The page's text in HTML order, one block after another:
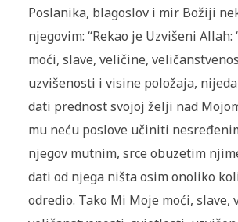
Poslanika, blagoslov i mir Božiji
njegovim: “Rekao je Uzvišeni Allah:
moći, slave, veličine,
uzvišenosti i visine položaja,
dati prednost svojoj želji nad
mu neću poslove učiniti
njegov mutnim, srce obuzetim
dati od njega ništa osim onoliko
odredio. Tako Mi Moje moći, slave,